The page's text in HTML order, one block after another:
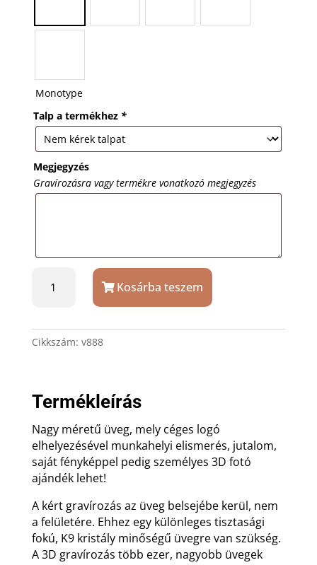
Monotype
Talp a termékhez *
Megjegyzés
Gravírozásra vagy termékre vonatkozó megjegyzés
vágott
3D
Kosárba teszem
Cikkszám: v888
Termékleírás
Nagy méretű üveg, mely céges logó
elhelyezésével munkahelyi elismerés, jutalom,
saját fényképpel pedig személyes 3D fotó
ajándék lehet!
A kért gravírozás az üveg belsejébe kerül, nem
a felületére. Ehhez egy különleges tisztasági
fokú, K9 kristály minőségű üvegre van szükség.
A 3D gravírozás több ezer, nagyobb üvegek